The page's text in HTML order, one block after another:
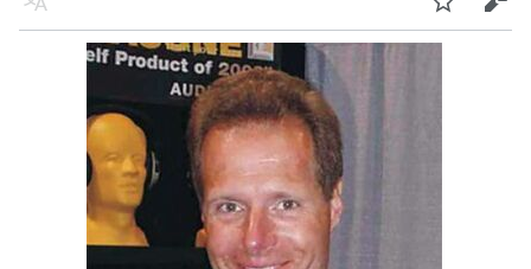
Sprache Beobachten Bearbeiten